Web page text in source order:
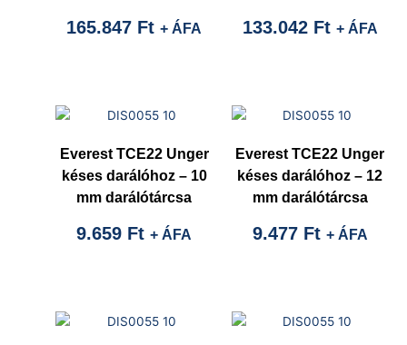
165.847 Ft + ÁFA 133.042 Ft + ÁFA
Everest TCE22 Unger
késes darálóhoz – 10
mm darálótárcsa
9.659 Ft + ÁFA
Everest TCE22 Unger
késes darálóhoz – 12
mm darálótárcsa
9.477 Ft + ÁFA